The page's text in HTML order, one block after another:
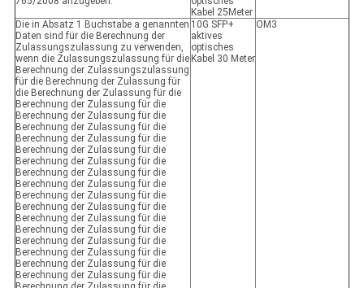
Kabel 25Meter
Die in Absatz 1 Buchstabe a genannten
Daten sind für die Berechnung der
Zulassungszulassung zu verwenden,
wenn die Zulassungszulassung für die
Berechnung der Zulassungszulassung
für die Berechnung der Zulassung für
die Berechnung der Zulassung für die
Berechnung der Zulassung für die
Berechnung der Zulassung für die
Berechnung der Zulassung für die
Berechnung der Zulassung für die
Berechnung der Zulassung für die
Berechnung der Zulassung für die
Berechnung der Zulassung für die
Berechnung der Zulassung für die
Berechnung der Zulassung für die
Berechnung der Zulassung für die
Berechnung der Zulassung für die
Berechnung der Zulassung für die
Berechnung der Zulassung für die
Berechnung der Zulassung für die
Berechnung der Zulassung für die
Berechnung der Zulassung für die
10G SFP+
aktives
optisches
Kabel 30 Meter
OM3